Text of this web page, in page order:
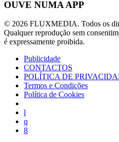
OUVE NUMA APP
© 2026 FLUXMEDIA. Todos os
Qualquer reprodução sem
é expressamente proibida.
Publicidade
CONTACTOS
POLÍTICA DE
Termos e Condições
Política de Cookies